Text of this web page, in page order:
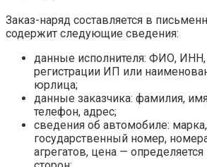
Заказ-наряд составляется в
содержит следующие сведения:
данные исполнителя: ФИО, ИНН,
регистрации ИП или
юрлица;
данные заказчика: фамилия,
телефон, адрес;
сведения об автомобиле:
государственный номер,
агрегатов, цена —